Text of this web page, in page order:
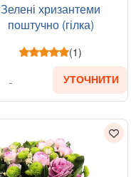
Зелені хризантеми
поштучно (гілка)
(1)
УТОЧНИТИ